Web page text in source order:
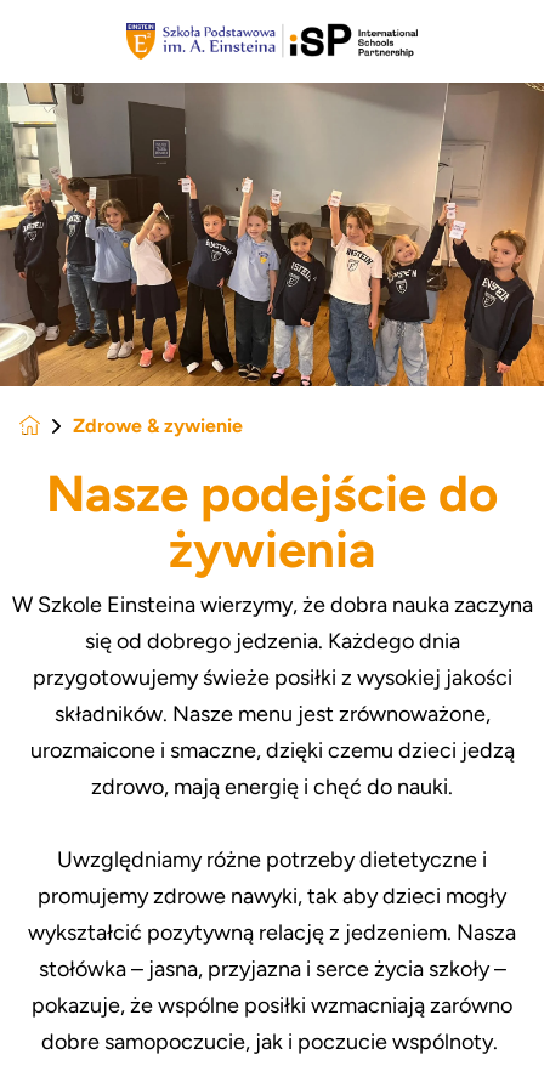
Zdrowe & zywienie
Nasze podejście do
żywienia
W Szkole Einsteina wierzymy, że dobra nauka zaczyna
się od dobrego jedzenia. Każdego dnia
przygotowujemy świeże posiłki z wysokiej jakości
składników. Nasze menu jest zrównoważone,
urozmaicone i smaczne, dzięki czemu dzieci jedzą
zdrowo, mają energię i chęć do nauki.
Uwzględniamy różne potrzeby dietetyczne i
promujemy zdrowe nawyki, tak aby dzieci mogły
wykształcić pozytywną relację z jedzeniem. Nasza
stołówka – jasna, przyjazna i serce życia szkoły –
pokazuje, że wspólne posiłki wzmacniają zarówno
dobre samopoczucie, jak i poczucie wspólnoty.